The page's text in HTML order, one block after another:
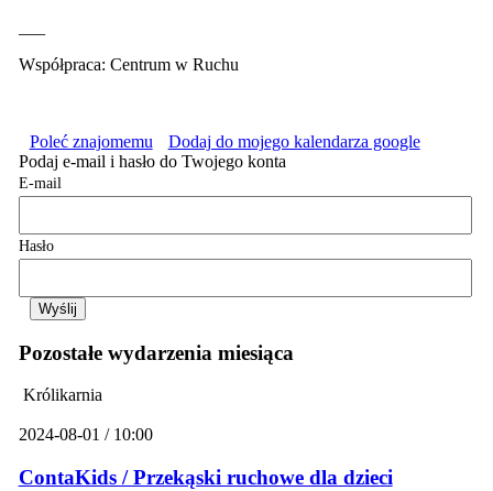
Współpraca: Centrum w Ruchu
Poleć znajomemu
Dodaj do mojego kalendarza google
Podaj e-mail i hasło do Twojego konta
E-mail
Hasło
Pozostałe wydarzenia miesiąca
Królikarnia
2024-08-01 / 10:00
ContaKids / Przekąski ruchowe dla dzieci